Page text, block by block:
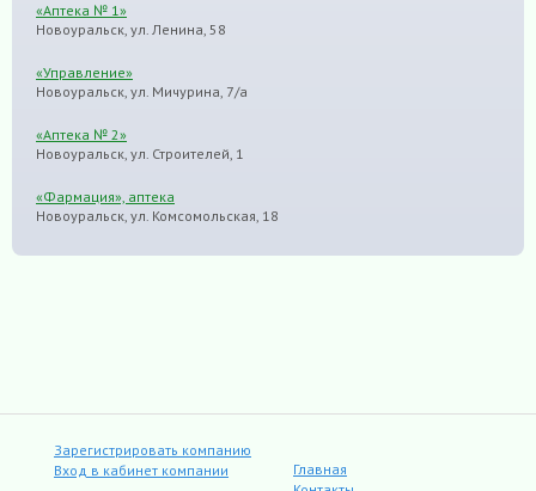
«Аптека № 1»
Новоуральск, ул. Ленина, 58
«Управление»
Новоуральск, ул. Мичурина, 7/а
«Аптека № 2»
Новоуральск, ул. Строителей, 1
«Фармация», аптека
Новоуральск, ул. Комсомольская, 18
Зарегистрировать компанию
Вход в кабинет компании
Главная